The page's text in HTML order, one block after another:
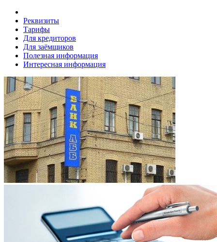
Реквизиты
Тарифы
Для кредиторов
Для заёмщиков
Полезная информация
Интересная информация